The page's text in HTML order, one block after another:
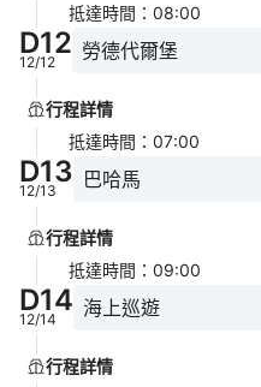
抵達時間 ： 08:00
D12
12/12 勞德代爾堡
行程詳情
抵達時間 ： 07:00
D13
12/13 巴哈馬
行程詳情
抵達時間 ： 09:00
D14
12/14 海上巡遊
行程詳情